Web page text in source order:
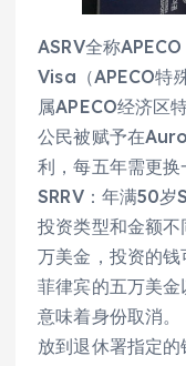
ASRV全称
Visa（APECO特
属APECO经济区
公民被赋予在
利，每五年需更
SRRV：年满50岁
投资类型和金额
万美金，投资的
菲律宾的五万美
意味着身份取消
放到退休署指定